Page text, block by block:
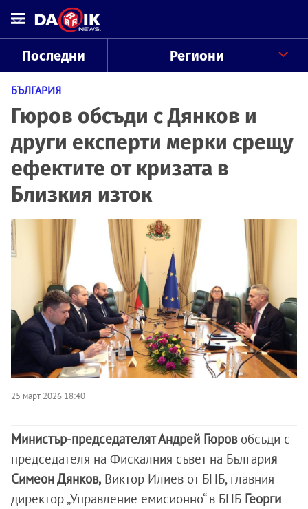
Последни Региони
БЪЛГАРИЯ
Гюров обсъди с Дянков и
други експерти мерки срещу
ефектите от кризата в
Близкия изток
25 март 2026 18:40
Министър-председателят Андрей Гюровобсъди с
председателя на Фискалния съвет на България
Симеон Дянков, Виктор Илиев от БНБ, главния
директор „Управление емисионно“ в БНБ Георги